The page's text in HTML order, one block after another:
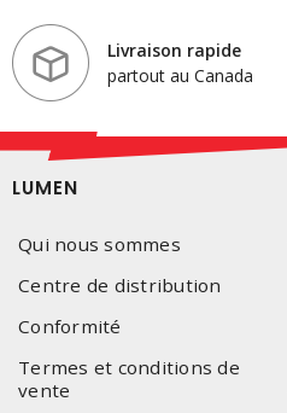
Livraison rapide
partout au Canada
LUMEN
Qui nous sommes
Centre de distribution
Conformité
Termes et conditions de
vente